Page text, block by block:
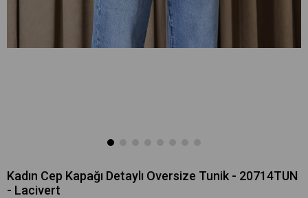
Kadın Cep Kapağı Detaylı Oversize Tunik - 20714TUN
- Lacivert